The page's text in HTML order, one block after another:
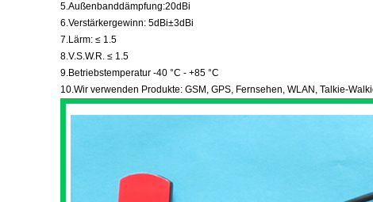
5.Außenbanddämpfung:20dBi
6.Verstärkergewinn: 5dBi±3dBi
7.Lärm: ≤ 1.5
8.V.S.W.R. ≤ 1.5
9.Betriebstemperatur -40 °C - +85 °C
10.Wir verwenden Produkte: GSM, GPS, Fernsehen, WLAN, Talkie-